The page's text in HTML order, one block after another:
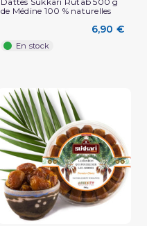
de Médine 100 % naturelles
6,90 €
En stock